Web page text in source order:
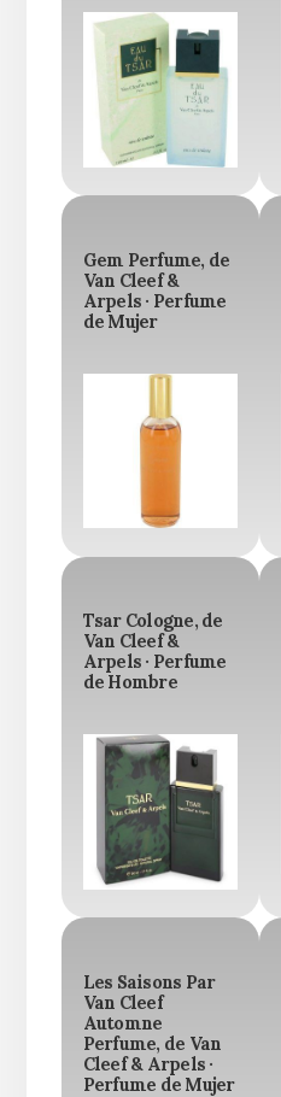
Gem Perfume, de
Van Cleef &
Arpels · Perfume
de Mujer
Tsar Cologne, de
Van Cleef &
Arpels · Perfume
de Hombre
Les Saisons Par
Van Cleef
Automne
Perfume, de Van
Cleef & Arpels ·
Perfume de Mujer